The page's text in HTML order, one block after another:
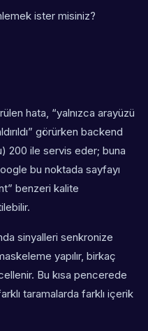
ister misiniz?
hata, “yalnızca arayüzü
görürken backend
200 ile servis eder; buna
bu noktada sayfayı
benzeri kalite
sinyalleri senkronize
yapılır, birkaç
Bu kısa pencerede
taramalarda farklı içerik